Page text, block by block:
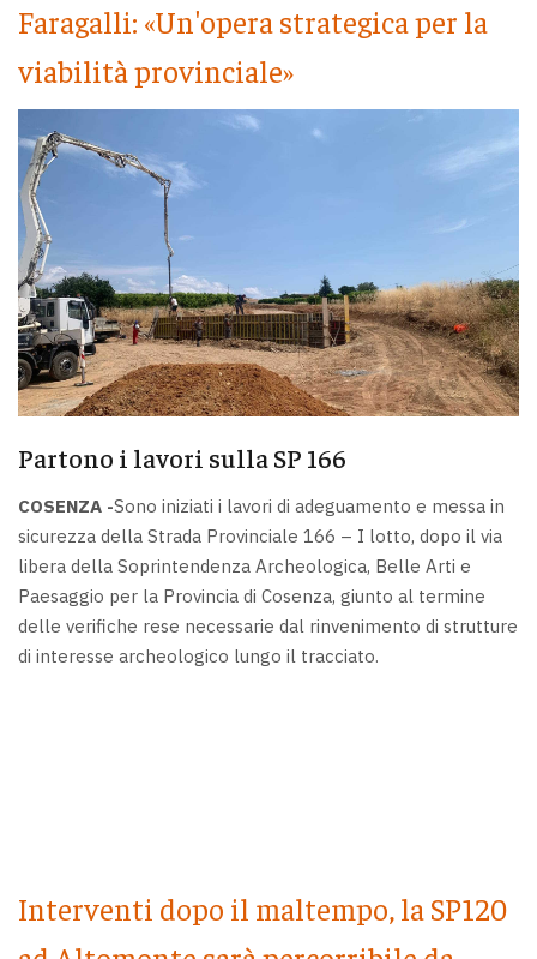
Faragalli: «Un'opera strategica per la
viabilità provinciale»
Partono i lavori sulla SP 166
COSENZA -Sono iniziati i lavori di adeguamento e messa in
sicurezza della Strada Provinciale 166 – I lotto, dopo il via
libera della Soprintendenza Archeologica, Belle Arti e
Paesaggio per la Provincia di Cosenza, giunto al termine
delle verifiche rese necessarie dal rinvenimento di strutture
di interesse archeologico lungo il tracciato.
Interventi dopo il maltempo, la SP120